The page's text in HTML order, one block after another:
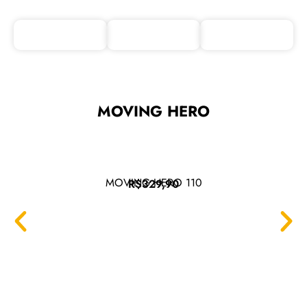
MOVING HERO
MOVING HERO 110
R$329,90